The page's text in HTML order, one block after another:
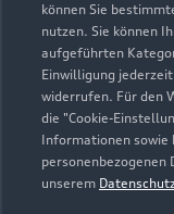
können Sie
nutzen. Sie können
aufgeführten
Einwilligung
widerrufen. Für den
die "Cookie-
Informationen sowie
personenbezogenen
unserem